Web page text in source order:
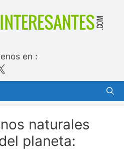
en :
naturales
planeta: